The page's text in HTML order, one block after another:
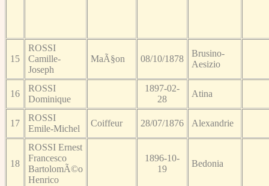
15
ROSSI
Camille-
Joseph
MaÃ§on 08/10/1878
Brusino-
Aesizio
16
ROSSI
Dominique
1897-02-
28
Atina
17
ROSSI
Emile-Michel
Coiffeur 28/07/1876 Alexandrie
18
ROSSI Ernest
Francesco
BartolomÃ©o
Henrico
1896-10-
19
Bedonia